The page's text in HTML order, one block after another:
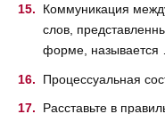
Коммуникация
слов,
форме, называется
Процессуальная
Расставьте в